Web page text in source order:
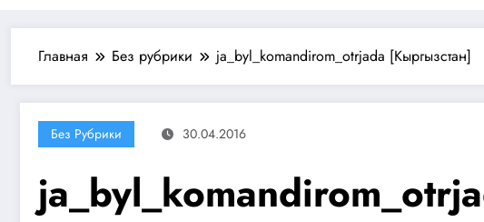
Главная Без рубрики ja_byl_komandirom_otrjada [Кыргызстан]
Без Рубрики 30.04.2016